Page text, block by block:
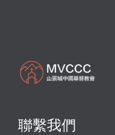
聯繫我們